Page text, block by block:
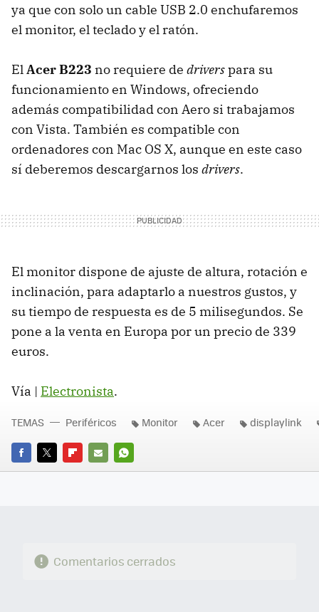
ya que con solo un cable USB 2.0 enchufaremos
el monitor, el teclado y el ratón.
ElAcer B223 no requiere de driverspara su
funcionamiento en Windows, ofreciendo
además compatibilidad con Aero si trabajamos
con Vista. También es compatible con
ordenadores con Mac OS X, aunque en este caso
sí deberemos descargarnos los drivers.
El monitor dispone de ajuste de altura, rotación e
inclinación, para adaptarlo a nuestros gustos, y
su tiempo de respuesta es de 5 milisegundos. Se
pone a la venta en Europa por un precio de 339
euros.
Vía | Electronista.
FACEBOOK
TWITTERFLIPBOARD
E-
WHATSAPP
TEMAS Periféricos Monitor Acer displaylink
Comentarios cerrados